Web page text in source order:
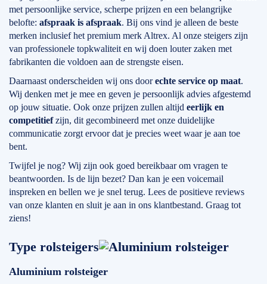
met persoonlijke service, scherpe prijzen en een belangrijke
belofte: afspraak is afspraak. Bij ons vind je alleen de beste
merken inclusief het premium merk Altrex. Al onze steigers zijn
van professionele topkwaliteit en wij doen louter zaken met
fabrikanten die voldoen aan de strengste eisen.
Daarnaast onderscheiden wij ons doorechte service op maat.
Wij denken met je mee en geven je persoonlijk advies afgestemd
op jouw situatie. Ook onze prijzen zullen altijd eerlijk en
competitiefzijn, dit gecombineerd met onze duidelijke
communicatie zorgt ervoor dat je precies weet waar je aan toe
bent.
Twijfel je nog? Wij zijn ook goed bereikbaar om vragen te
beantwoorden. Is de lijn bezet? Dan kan je een voicemail
inspreken en bellen we je snel terug. Lees de positieve reviews
van onze klanten en sluit je aan in ons klantbestand. Graag tot
ziens!
Type rolsteigers
Aluminium rolsteiger